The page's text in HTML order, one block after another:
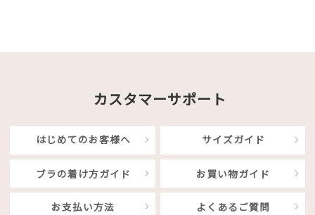
カスタマーサポート
はじめてのお客様へ サイズガイド
ブラの着け方ガイド お買い物ガイド
お支払い方法 よくあるご質問